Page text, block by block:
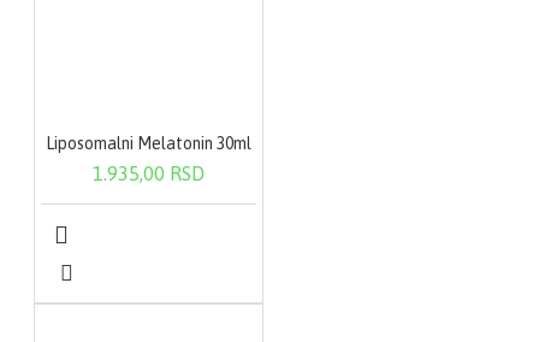
Liposomalni Melatonin 30ml
1.935,00 RSD